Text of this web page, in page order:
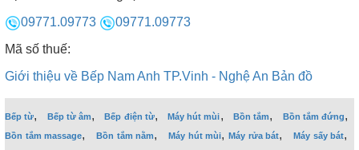
09771.09773
09771.09773
Mã số thuế:
Giới thiệu về Bếp Nam Anh TP.Vinh - Nghệ An Bản đồ
Bếp từ, Bếp từ âm,Bếp điện từ,Máy hút mùi, Bồn tắm, Bồn tắm đứng,
Bồn tắm massage,Bồn tắm nằm,Máy hút mùi,Máy rửa bát,Máy sấy bát,